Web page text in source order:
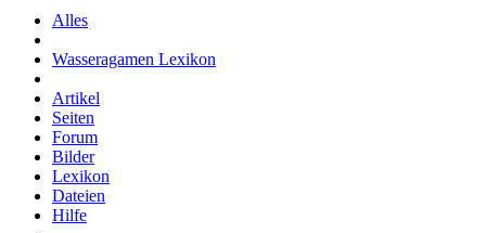
Alles
Wasseragamen Lexikon
Artikel
Seiten
Forum
Bilder
Lexikon
Dateien
Hilfe